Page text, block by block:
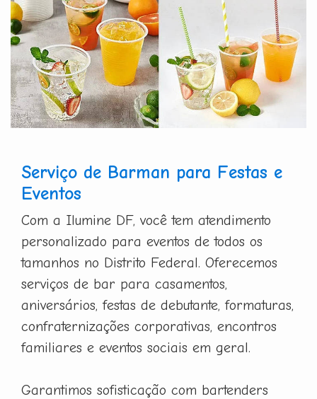
Serviço de Barman para Festas e
Eventos
Com a Ilumine DF, você tem atendimento
personalizado para eventos de todos os
tamanhos no Distrito Federal. Oferecemos
serviços de bar para casamentos,
aniversários, festas de debutante, formaturas,
confraternizações corporativas, encontros
familiares e eventos sociais em geral.
Garantimos sofisticação com bartenders